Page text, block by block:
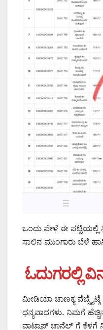
ಒಂದು ವೇಳೆ ಈ ಪಟ್ಟಿಯಲ್ಲಿ
ಸಾಲಿನ ಮುಂಗಾರು ಬೆಳೆ
ಓದುಗರಲ್ಲಿ
ಮೀಡಿಯಾ ಚಾಣಕ್ಯ
ಧನ್ಯವಾದಗಳು. ನಿಮಗೆ
ವಾಟ್ಸಾಪ್ ಚಾನೆಲ್ ಗೆ